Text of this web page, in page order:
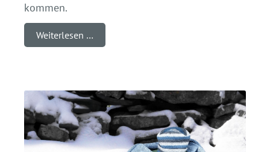
kommen.
Weiterlesen …